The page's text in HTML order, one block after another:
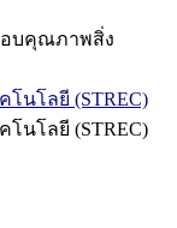
อบคุณภาพสิ่ง
นโลยี (STREC)
นโลยี (STREC)